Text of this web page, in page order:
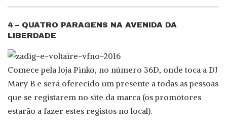
4 – QUATRO PARAGENS NA AVENIDA DA
LIBERDADE
Comece pela loja Pinko, no número 36D, onde toca a DJ
Mary B e será oferecido um presente a todas as pessoas
que se registarem no site da marca (os promotores
estarão a fazer estes registos no local).